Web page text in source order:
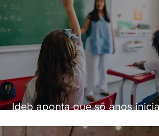
Ideb aponta que só anos
educação